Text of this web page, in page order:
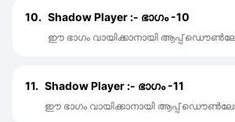
10. Shadow Player :- ഭാഗം -10
ഈ ഭാഗം വായിക്കാനായി ആപ്പ്
11. Shadow Player :- ഭാഗം -11
ഈ ഭാഗം വായിക്കാനായി ആപ്പ്